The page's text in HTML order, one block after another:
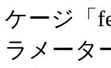
ケージ「
ラメータ